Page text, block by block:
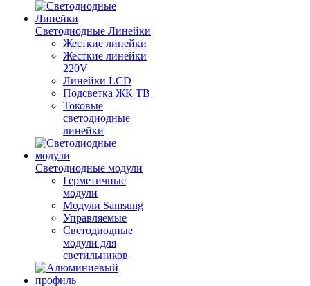
Светодиодные Линейки
Жесткие линейки
Жесткие линейки
220V
Линейки LCD
Подсветка ЖК ТВ
Токовые
светодиодные
линейки
Светодиодные модули
Герметичные
модули
Модули Samsung
Управляемые
Светодиодные
модули для
светильников